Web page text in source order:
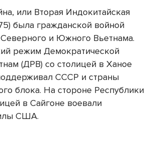
или Вторая Индокитайская
была гражданской войной
и Южного Вьетнама.
режим Демократической
(ДРВ) со столицей в Ханое
СССР и страны
блока. На стороне Республики
в Сайгоне воевали
США.